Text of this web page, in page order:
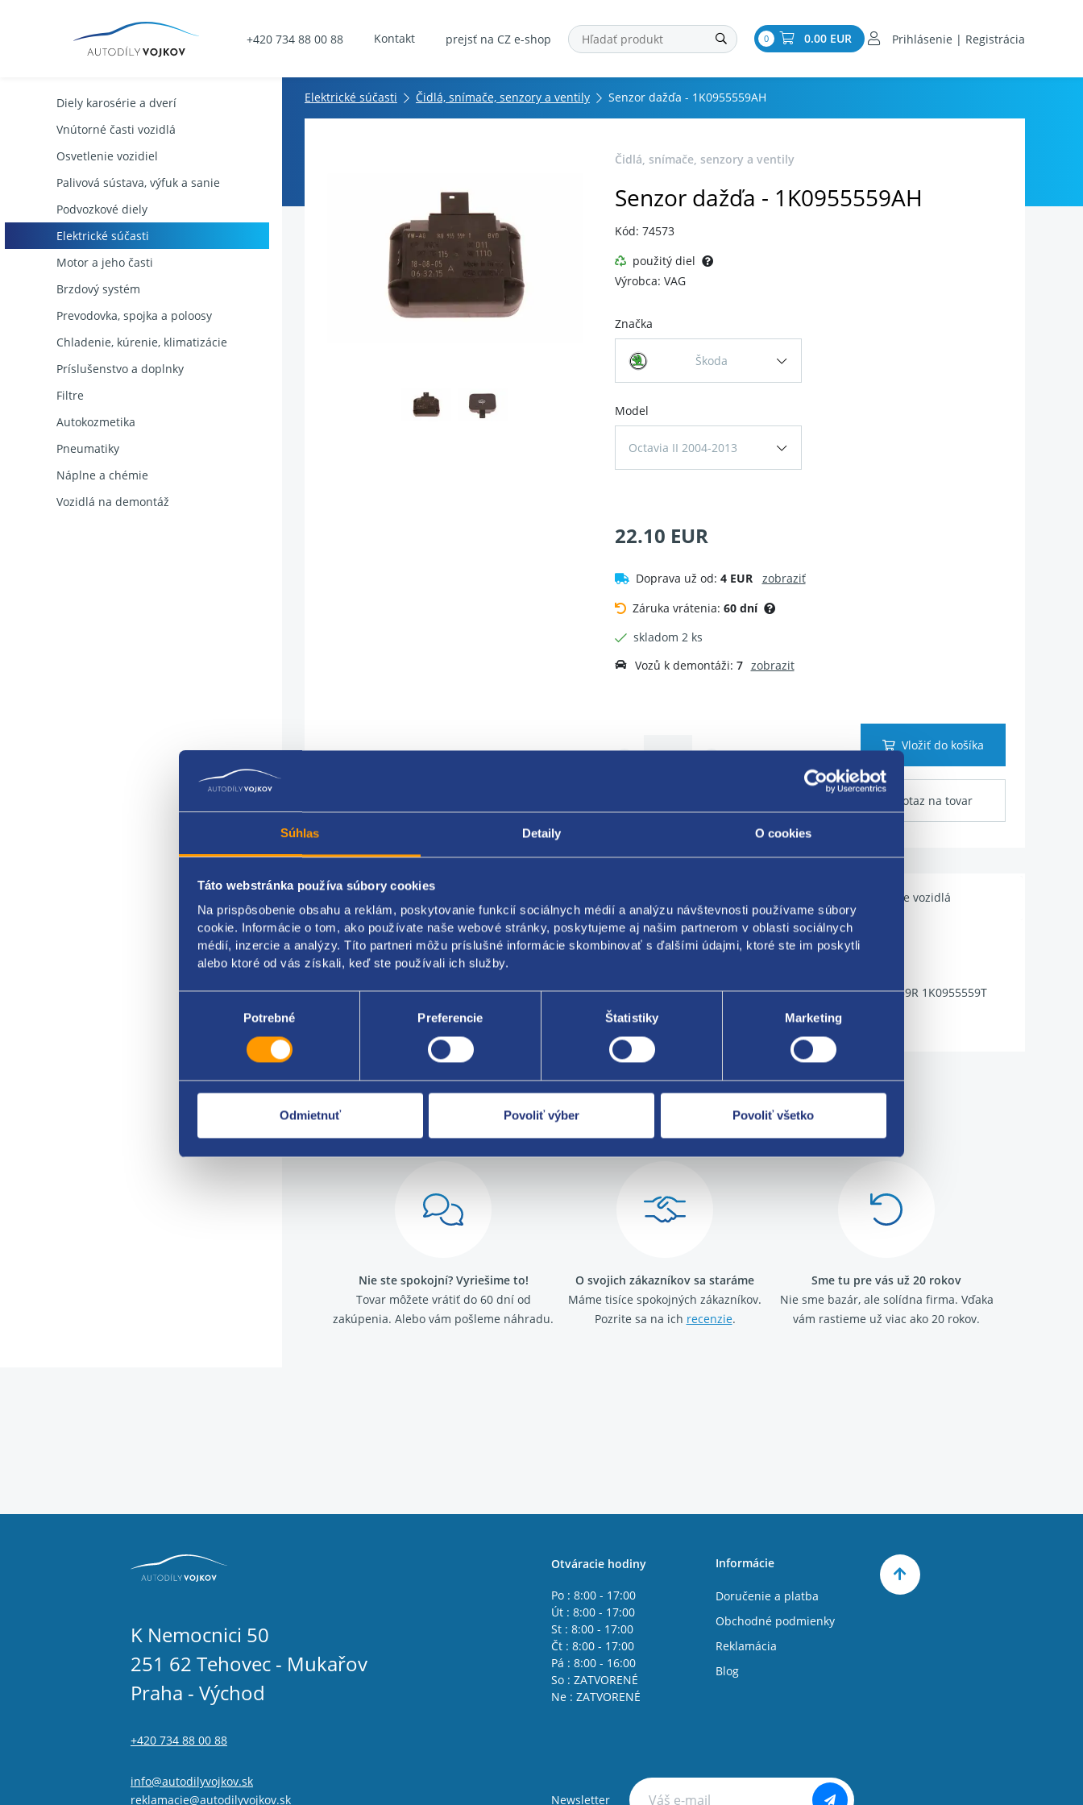
Súhlas Detaily O cookies
Táto webstránka používa súbory cookies
Na prispôsobenie obsahu a reklám, poskytovanie funkcií sociálnych médií a analýzu návštevnosti používame súbory
cookie. Informácie o tom, ako používate naše webové stránky, poskytujeme aj našim partnerom v oblasti sociálnych
médií, inzercie a analýzy. Títo partneri môžu príslušné informácie skombinovať s ďalšími údajmi, ktoré ste im poskytli
alebo ktoré od vás získali, keď ste používali ich služby.
Potrebné Preferencie Štatistiky Marketing
Odmietnuť Povoliť výber Povoliť všetko
+420 734 88 00 88 Kontakt prejsť na CZ e-shop 0 0.00 EUR Prihlásenie | Registrácia
Diely karosérie a dverí
Vnútorné časti vozidlá
Osvetlenie vozidiel
Palivová sústava, výfuk a sanie
Podvozkové diely
Elektrické súčasti
Motor a jeho časti
Brzdový systém
Prevodovka, spojka a poloosy
Chladenie, kúrenie, klimatizácie
Príslušenstvo a doplnky
Filtre
Autokozmetika
Pneumatiky
Náplne a chémie
Vozidlá na demontáž
Elektrické súčasti Čidlá, snímače, senzory a ventily Senzor dažďa - 1K0955559AH
Čidlá, snímače, senzory a ventily
Senzor dažďa - 1K0955559AH
Kód: 74573
použitý diel
Výrobca: VAG
Značka
Škoda
Model
Octavia II 2004-2013
22.10 EUR
Doprava už od: 4 EUR
zobraziť
Záruka vrátenia: 60 dní
skladom 2 ks
Vozů k demontáži: 7 zobrazit
Vložiť do košíka
Dotaz na tovar
Popis produktu Použiteľné pre vozidlá
senzor dažďa
VAG originál: 1K0955559AH 1K0955559AB 1K0955559AE 1K0955559AF 1K0955559M 1K0955559N 1K0955559R 1K0955559T
Za kvalitu ručíme!
Nie ste spokojní? Vyriešime to!
Tovar môžete vrátiť do 60 dní od
zakúpenia. Alebo vám pošleme náhradu.
O svojich zákazníkov sa staráme
Máme tisíce spokojných zákazníkov.
Pozrite sa na ich recenzie.
Sme tu pre vás už 20 rokov
Nie sme bazár, ale solídna firma. Vďaka
vám rastieme už viac ako 20 rokov.
K Nemocnici 50
251 62 Tehovec - Mukařov
Praha - Východ
+420 734 88 00 88
info@autodilyvojkov.sk
reklamacie@autodilyvojkov.sk
Otváracie hodiny
Po : 8:00 - 17:00
Út : 8:00 - 17:00
St : 8:00 - 17:00
Čt : 8:00 - 17:00
Pá : 8:00 - 16:00
So : ZATVORENÉ
Ne : ZATVORENÉ
Informácie
Doručenie a platba
Obchodné podmienky
Reklamácia
Blog
Newsletter